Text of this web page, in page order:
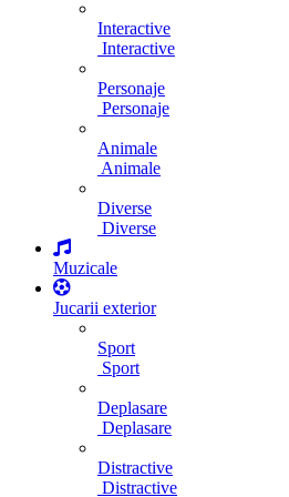
Interactive
Interactive
Personaje
Personaje
Animale
Animale
Diverse
Diverse
Muzicale
Jucarii exterior
Sport
Sport
Deplasare
Deplasare
Distractive
Distractive